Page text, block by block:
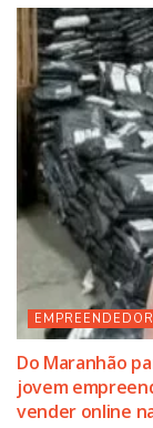
Do Maranhão
jovem
vender online